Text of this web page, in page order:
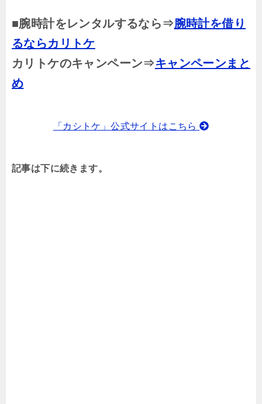
■腕時計をレンタルするなら⇒腕時計を借り
るならカリトケ
カリトケのキャンペーン⇒キャンペーンまと
め
「カシトケ」公式サイトはこちら
記事は下に続きます。